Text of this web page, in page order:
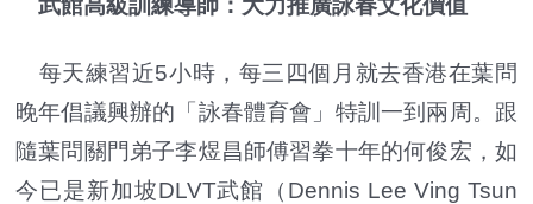
武館高級訓練導師：大力推廣詠春文化價值
每天練習近5小時，每三四個月就去香港在葉問
晚年倡議興辦的「詠春體育會」特訓一到兩周。跟
隨葉問關門弟子李煜昌師傅習拳十年的何俊宏，如
今已是新加坡DLVT武館（Dennis Lee Ving Tsun